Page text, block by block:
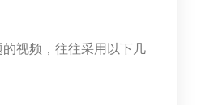
的视频，往往采用以下几